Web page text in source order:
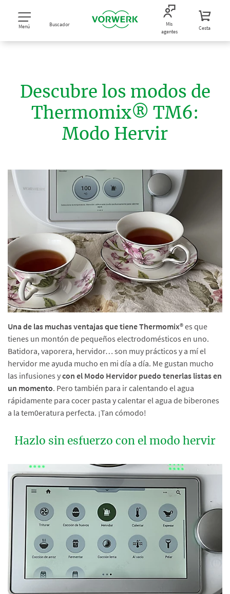
Menú Buscador
Mis
agentes
Cesta
Descubre los modos de
Thermomix® TM6:
Modo Hervir
Una de las muchas ventajas que tiene Thermomix®es que
tienes un montón de pequeños electrodomésticos en uno.
Batidora, vaporera, hervidor… son muy prácticos y a mí el
hervidor me ayuda mucho en mi día a día. Me gustan mucho
las infusiones ycon el Modo Hervidor puedo tenerlas listas en
un momento. Pero también para ir calentando el agua
rápidamente para cocer pasta y calentar el agua de biberones
a la tem0eratura perfecta. ¡Tan cómodo!
Hazlo sin esfuerzo con el modo hervir